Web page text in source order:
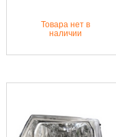
Товара нет в
наличии